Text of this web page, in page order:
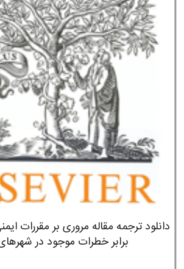
دانلود ترجمه مقاله مروری بر مقررات
برابر خطرات موجود در